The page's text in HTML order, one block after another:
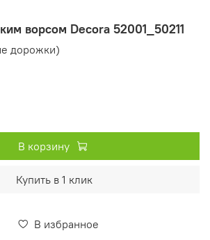
ворсом Decora 52001_50211
В избранное
дорожки)
В корзину
Купить в 1 клик